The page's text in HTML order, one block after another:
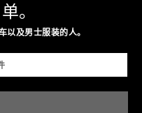
。
以及男士服装的人。